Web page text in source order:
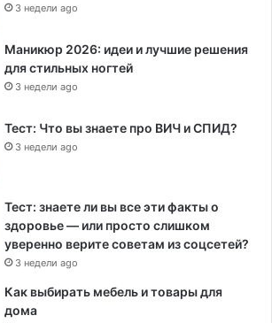
3 недели ago
Маникюр 2026: идеи и лучшие решения
для стильных ногтей
3 недели ago
Тест: Что вы знаете про ВИЧ и СПИД?
3 недели ago
Тест: знаете ли вы все эти факты о
здоровье — или просто слишком
уверенно верите советам из соцсетей?
3 недели ago
Как выбирать мебель и товары для
дома